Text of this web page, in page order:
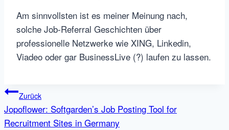
Am sinnvollsten ist es meiner Meinung nach,
solche Job-Referral Geschichten über
professionelle Netzwerke wie XING, Linkedin,
Viadeo oder gar BusinessLive (?) laufen zu lassen.
Beitragsnavigation
Zurück
Jopoflower: Softgarden’s Job Posting Tool for
Recruitment Sites in Germany